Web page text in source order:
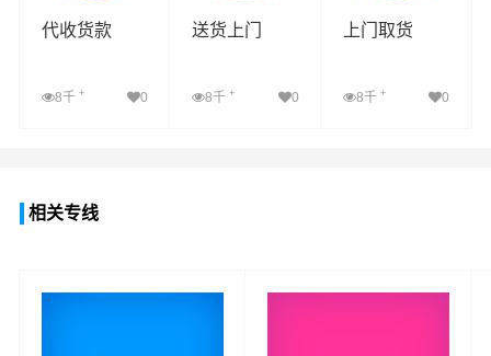
代收货款
8千 + 0
送货上门
8千+ 0
上门取货
8千 + 0
相关专线